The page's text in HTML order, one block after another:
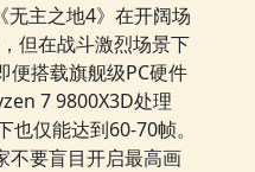
无主之地4》在开阔场
但在战斗激烈场景下
便搭载旗舰级PC硬件
7 9800X3D处理
仅能达到60-70帧。
要盲目开启最高画